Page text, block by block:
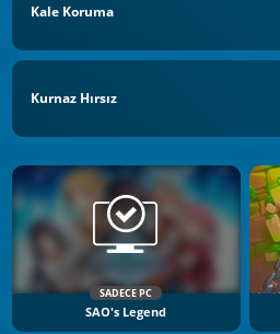
Kale Koruma
Kurnaz Hırsız
SADECE PC
SAO's Legend